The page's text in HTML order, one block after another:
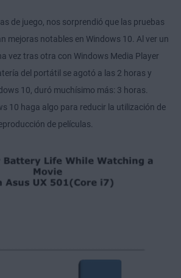
de juego, nos sorprendió que las pruebas
mejoras notables en Windows 10. Al ver un
vez tras otra con Windows Media Player
del portátil se agotó a las 2 horas y
10, duró muchísimo más: 3 horas.
10 haga algo para reducir la utilización de
de películas.